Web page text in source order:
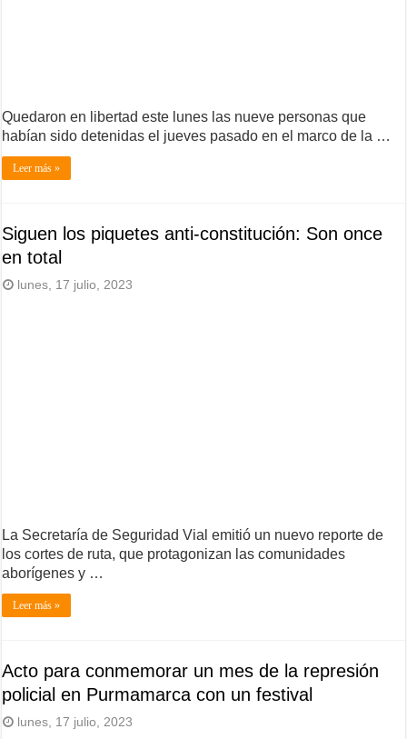
Quedaron en libertad este lunes las nueve personas que
habían sido detenidas el jueves pasado en el marco de la …
Leer más »
Siguen los piquetes anti-constitución: Son once
en total
lunes, 17 julio, 2023
La Secretaría de Seguridad Vial emitió un nuevo reporte de
los cortes de ruta, que protagonizan las comunidades
aborígenes y …
Leer más »
Acto para conmemorar un mes de la represión
policial en Purmamarca con un festival
lunes, 17 julio, 2023